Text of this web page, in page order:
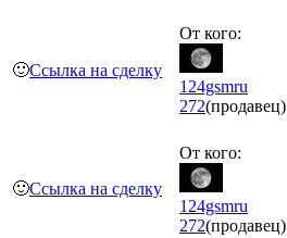
🙂Ссылка на сделку
От кого:
124gsmru
272(продавец)
🙂Ссылка на сделку
От кого:
124gsmru
272(продавец)